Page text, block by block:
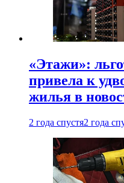
«Этажи»:
привела к
жилья в
2 года спустя2 года